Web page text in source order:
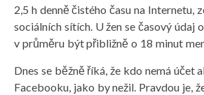
2,5 h denně čistého času na Internetu,
sociálních sítích. U žen se časový údaj
v průměru být přibližně o 18 minut
Dnes se běžně říká, že kdo nemá účet
Facebooku, jako by nežil. Pravdou je,